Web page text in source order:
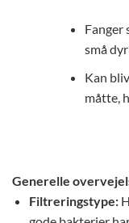
Fanger
små
Kan
måtte,
Generelle
Filtreringstype: